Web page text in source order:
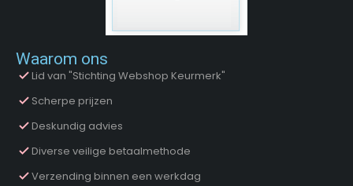
Waarom ons
Lid van "Stichting Webshop Keurmerk"
Scherpe prijzen
Deskundig advies
Diverse veilige betaalmethode
Verzending binnen een werkdag